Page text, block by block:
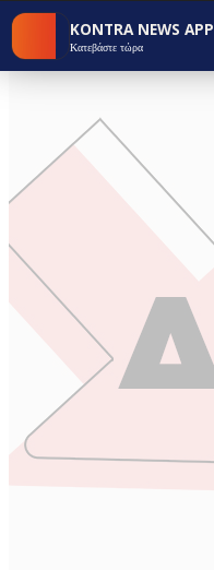
KONTRA NEWS APP
Κατεβάστε τώρα